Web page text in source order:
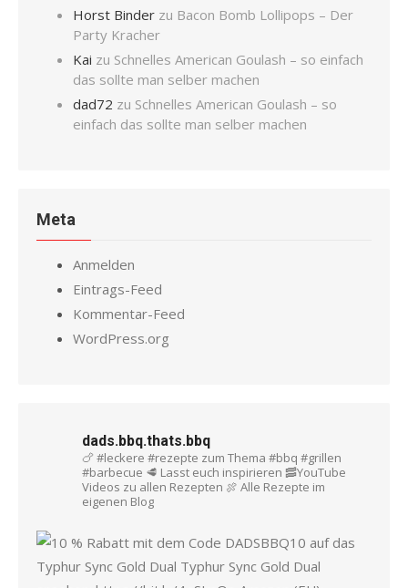
Horst Binder zu Bacon Bomb Lollipops – Der
Party Kracher
Kai zu Schnelles American Goulash – so einfach
das sollte man selber machen
dad72 zu Schnelles American Goulash – so
einfach das sollte man selber machen
Meta
Anmelden
Eintrags-Feed
Kommentar-Feed
WordPress.org
dads.bbq.thats.bbq
🍗 #leckere #rezepte zum Thema #bbq #grillen
#barbecue 🥩 Lasst euch inspirieren 🥓YouTube
Videos zu allen Rezepten 🍖 Alle Rezepte im
eigenen Blog